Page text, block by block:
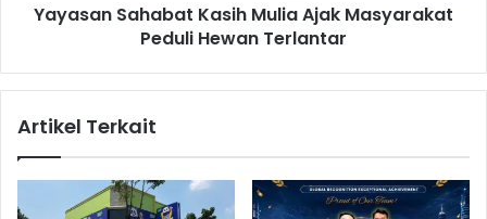
b
lK
Yayasan Sahabat Kasih Mulia Ajak Masyarakat
Peduli Hewan Terlantar
Artikel Terkait